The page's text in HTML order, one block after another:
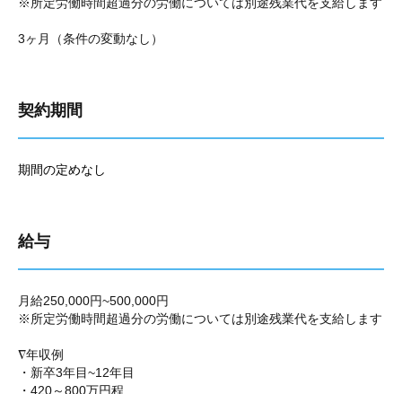
3ヶ月（条件の変動なし）
契約期間
期間の定めなし
給与
月給250,000円~500,000円
※所定労働時間超過分の労働については別途残業代を支給します
∇年収例
・新卒3年目~12年目
・420～800万円程